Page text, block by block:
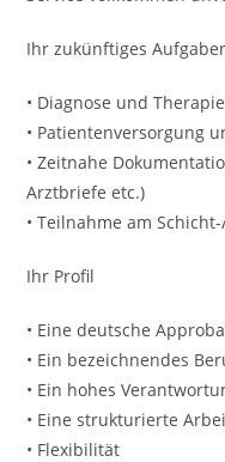
Ihr zukünftiges
• Diagnose und
• Patientenversorgung
• Zeitnahe
Arztbriefe etc.)
• Teilnahme am
Ihr Profil
• Eine deutsche
• Ein bezeichnendes
• Ein hohes
• Eine strukturierte
• Flexibilität